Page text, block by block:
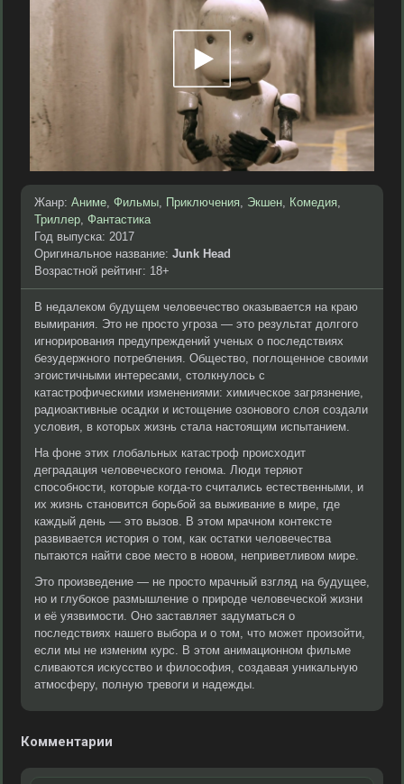
Жанр: Аниме, Фильмы, Приключения, Экшен, Комедия,
Триллер, Фантастика
Год выпуска: 2017
Оригинальное название: Junk Head
Возрастной рейтинг: 18+
В недалеком будущем человечество оказывается на краю
вымирания. Это не просто угроза — это результат долгого
игнорирования предупреждений ученых о последствиях
безудержного потребления. Общество, поглощенное своими
эгоистичными интересами, столкнулось с
катастрофическими изменениями: химическое загрязнение,
радиоактивные осадки и истощение озонового слоя создали
условия, в которых жизнь стала настоящим испытанием.
На фоне этих глобальных катастроф происходит
деградация человеческого генома. Люди теряют
способности, которые когда-то считались естественными, и
их жизнь становится борьбой за выживание в мире, где
каждый день — это вызов. В этом мрачном контексте
развивается история о том, как остатки человечества
пытаются найти свое место в новом, неприветливом мире.
Это произведение — не просто мрачный взгляд на будущее,
но и глубокое размышление о природе человеческой жизни
и её уязвимости. Оно заставляет задуматься о
последствиях нашего выбора и о том, что может произойти,
если мы не изменим курс. В этом анимационном фильме
сливаются искусство и философия, создавая уникальную
атмосферу, полную тревоги и надежды.
Комментарии